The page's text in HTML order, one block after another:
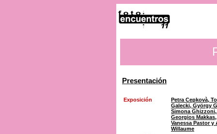
Presentación
Exposición
Petra Cepkovà,
Galecki, György
Simona
Georgios Makkas,
Vanessa Pastor y
Willaume